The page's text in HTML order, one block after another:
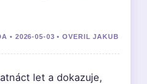
• 2026-05-03 • OVERIL JAKUB
let a dokazuje,